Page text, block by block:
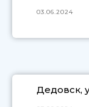
03.06.2024
Дедовск,